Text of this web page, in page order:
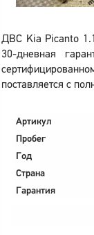
ДВС Kia Picanto
30-дневная
поставляется с
Артикул
Пробег
Год
Страна
Гарантия